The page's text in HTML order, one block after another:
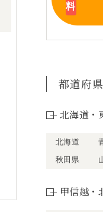
都道府
北海道・
北海道
秋田県
甲信越・